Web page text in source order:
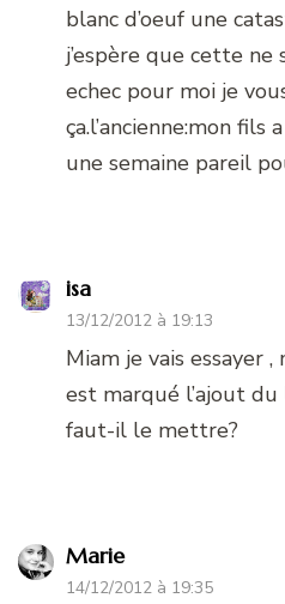
blanc d’oeuf une
j’espère que cette ne
echec pour moi je
ça.l’ancienne:mon
une semaine pareil
isa
13/12/2012 à 19:13
Miam je vais essayer ,
est marqué l’ajout
faut-il le mettre?
Marie
14/12/2012 à 19:35